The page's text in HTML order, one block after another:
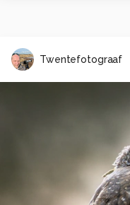
Twentefotograaf